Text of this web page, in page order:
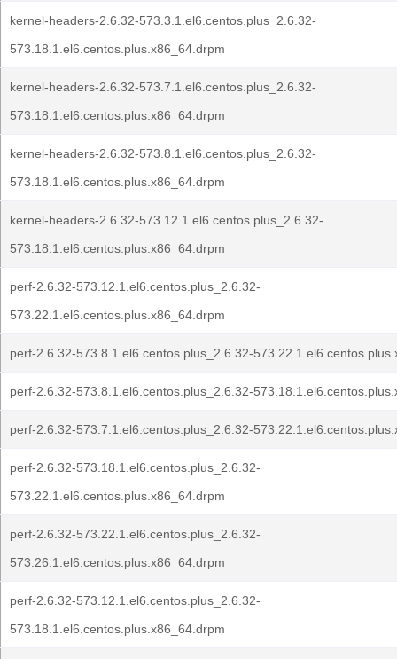
kernel-headers-2.6.32-573.3.1.el6.centos.plus_2.6.32-
573.18.1.el6.centos.plus.x86_64.drpm
kernel-headers-2.6.32-573.7.1.el6.centos.plus_2.6.32-
573.18.1.el6.centos.plus.x86_64.drpm
kernel-headers-2.6.32-573.8.1.el6.centos.plus_2.6.32-
573.18.1.el6.centos.plus.x86_64.drpm
kernel-headers-2.6.32-573.12.1.el6.centos.plus_2.6.32-
573.18.1.el6.centos.plus.x86_64.drpm
perf-2.6.32-573.12.1.el6.centos.plus_2.6.32-
573.22.1.el6.centos.plus.x86_64.drpm
perf-2.6.32-573.8.1.el6.centos.plus_2.6.32-
perf-2.6.32-573.8.1.el6.centos.plus_2.6.32-
perf-2.6.32-573.7.1.el6.centos.plus_2.6.32-
perf-2.6.32-573.18.1.el6.centos.plus_2.6.32-
573.22.1.el6.centos.plus.x86_64.drpm
perf-2.6.32-573.22.1.el6.centos.plus_2.6.32-
573.26.1.el6.centos.plus.x86_64.drpm
perf-2.6.32-573.12.1.el6.centos.plus_2.6.32-
573.18.1.el6.centos.plus.x86_64.drpm